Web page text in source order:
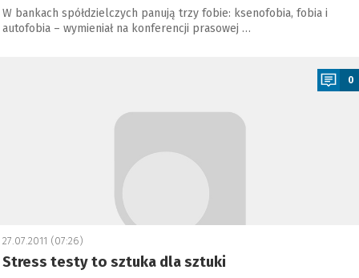
W bankach spółdzielczych panują trzy fobie: ksenofobia, fobia i
autofobia – wymieniał na konferencji prasowej …
0
27.07.2011 (07:26)
Stress testy to sztuka dla sztuki